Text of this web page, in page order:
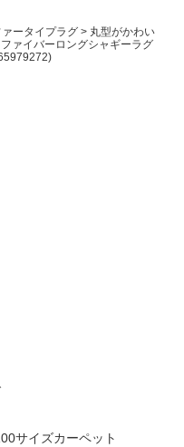
ータイプラグ> 丸型がかわい
ァイバーロングシャギーラグ
サイズカーペット